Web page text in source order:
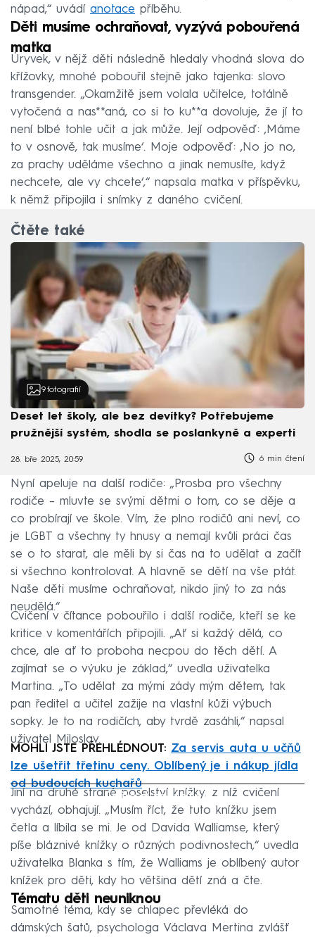
nápad,“ uvádí anotace příběhu.
Děti musíme ochraňovat, vyzývá pobouřená
matka
Úryvek, v nějž děti následně hledaly vhodná slova do
křížovky, mnohé pobouřil stejně jako tajenka: slovo
transgender. „Okamžitě jsem volala učitelce, totálně
vytočená a nas**aná, co si to ku**a dovoluje, že jí to
není blbé tohle učit a jak může. Její odpověď: ‚Máme
to v osnově, tak musíme‘. Moje odpověď: ‚No jo no,
za prachy uděláme všechno a jinak nemusíte, když
nechcete, ale vy chcete‘,“ napsala matka v příspěvku,
k němž připojila i snímky z daného cvičení.
Čtěte také
9 fotografií
Deset let školy, ale bez devítky? Potřebujeme
pružnější systém, shodla se poslankyně a experti
28. bře 2025, 20:59 6 min čtení
Nyní apeluje na další rodiče: „Prosba pro všechny
rodiče – mluvte se svými dětmi o tom, co se děje a
co probírají ve škole. Vím, že plno rodičů ani neví, co
je LGBT a všechny ty hnusy a nemají kvůli práci čas
se o to starat, ale měli by si čas na to udělat a začít
si všechno kontrolovat. A hlavně se dětí na vše ptát.
Naše děti musíme ochraňovat, nikdo jiný to za nás
neudělá.“
Cvičení v čítance pobouřilo i další rodiče, kteří se ke
kritice v komentářích připojili. „Ať si každý dělá, co
chce, ale ať to proboha necpou do těch dětí. A
zajímat se o výuku je základ,“ uvedla uživatelka
Martina. „To udělat za mými zády mým dětem, tak
pan ředitel a učitel zažije na vlastní kůži výbuch
sopky. Je to na rodičích, aby tvrdě zasáhli,“ napsal
uživatel Miloslav.
MOHLI JSTE PŘEHLÉDNOUT: Za servis auta u učňů
lze ušetřit třetinu ceny. Oblíbený je i nákup jídla
od budoucích kuchařů
Failed to fetch
Jiní na druhé straně poselství knížky, z níž cvičení
vychází, obhajují. „Musím říct, že tuto knížku jsem
četla a líbila se mi. Je od Davida Walliamse, který
píše bláznivé knížky o různých podivnostech,“ uvedla
uživatelka Blanka s tím, že Walliams je oblíbený autor
knížek pro děti, kdy ho většina dětí zná a čte.
Tématu děti neuniknou
Samotné téma, kdy se chlapec převléká do
dámských šatů, psychologa Václava Mertina zvlášť